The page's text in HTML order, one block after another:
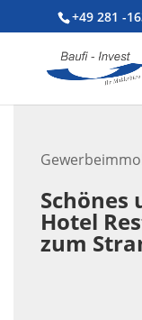
+49 281 -
Schönes
Hotel
zum